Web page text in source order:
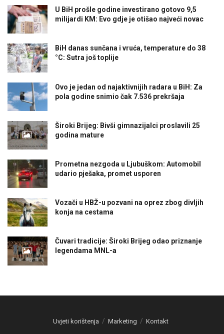
U BiH prošle godine investirano gotovo 9,5
milijardi KM: Evo gdje je otišao najveći novac
BiH danas sunčana i vruća, temperature do 38
°C: Sutra još toplije
Ovo je jedan od najaktivnijih radara u BiH: Za
pola godine snimio čak 7.536 prekršaja
Široki Brijeg: Bivši gimnazijalci proslavili 25
godina mature
Prometna nezgoda u Ljubuškom: Automobil
udario pješaka, promet usporen
Vozači u HBŽ-u pozvani na oprez zbog divljih
konja na cestama
Čuvari tradicije: Široki Brijeg odao priznanje
legendama MNL-a
Uvjeti korištenja Marketing Kontakt